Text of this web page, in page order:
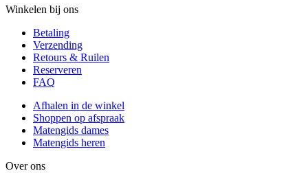
Winkelen bij ons
Betaling
Verzending
Retours & Ruilen
Reserveren
FAQ
Afhalen in de winkel
Shoppen op afspraak
Matengids dames
Matengids heren
Over ons